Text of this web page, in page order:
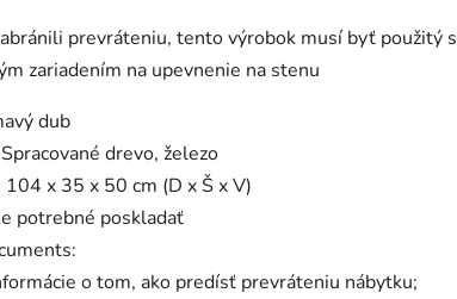
prevráteniu, tento výrobok musí byť použitý s
zariadením na upevnenie na stenu
dub
drevo, železo
104 x 35 x 50 cm (D x Š x V)
potrebné poskladať
o tom, ako predísť prevráteniu nábytku;